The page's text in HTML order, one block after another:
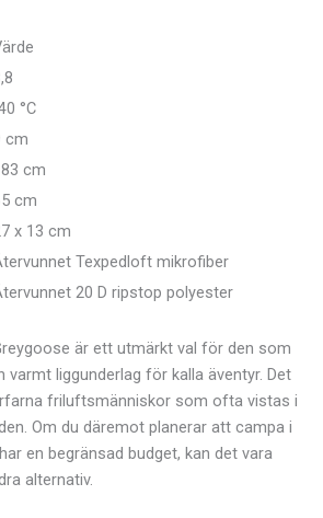
°C
cm
cm
cm
x 13 cm
Texpedloft mikrofiber
20 D ripstop polyester
är ett utmärkt val för den som
varmt liggunderlag för kalla äventyr. Det
friluftsmänniskor som ofta vistas i
Om du däremot planerar att campa i
en begränsad budget, kan det vara
alternativ.